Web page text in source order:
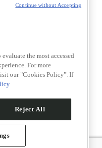
the most accessed
For more
our "Cookies Policy". If
Reject All
Continue without Accepting